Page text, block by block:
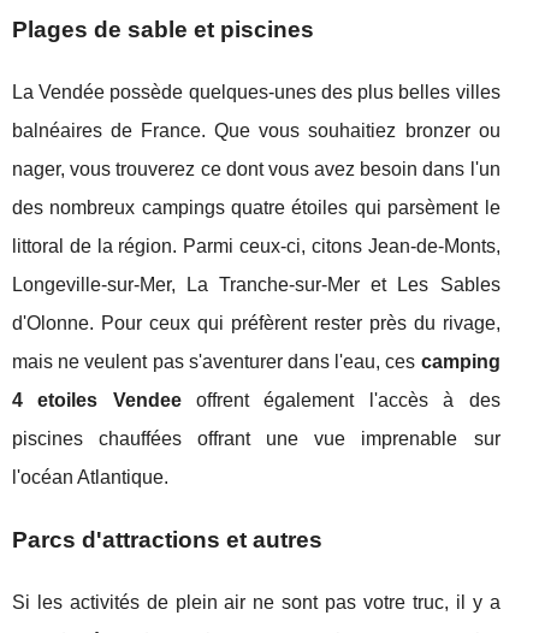
Plages de sable et piscines
La Vendée possède quelques-unes des plus belles villes
balnéaires de France. Que vous souhaitiez bronzer ou
nager, vous trouverez ce dont vous avez besoin dans l'un
des nombreux campings quatre étoiles qui parsèment le
littoral de la région. Parmi ceux-ci, citons Jean-de-Monts,
Longeville-sur-Mer, La Tranche-sur-Mer et Les Sables
d'Olonne. Pour ceux qui préfèrent rester près du rivage,
mais ne veulent pas s'aventurer dans l'eau, ces camping
4 etoiles Vendeeoffrent également l'accès à des
piscines chauffées offrant une vue imprenable sur
l'océan Atlantique.
Parcs d'attractions et autres
Si les activités de plein air ne sont pas votre truc, il y a